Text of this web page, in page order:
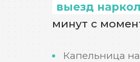
выезд
минут с
Капельница